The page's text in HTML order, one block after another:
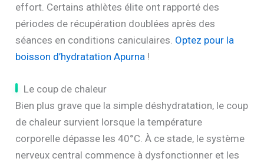
effort. Certains athlètes élite ont rapporté des
périodes de récupération doublées après des
séances en conditions caniculaires. Optez pour la
boisson d’hydratation Apurna !
Le coup de chaleur
Bien plus grave que la simple déshydratation, le coup
de chaleur survient lorsque la température
corporelle dépasse les 40°C. À ce stade, le système
nerveux central commence à dysfonctionner et les